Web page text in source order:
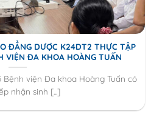
ĐẲNG DƯỢC K24DT2 THỰC TẬP
VIỆN ĐA KHOA HOÀNG TUẤN
viện Đa khoa Hoàng Tuấn có
nhận sinh [...]